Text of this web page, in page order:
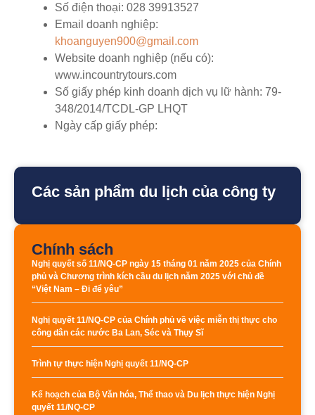
Số điện thoại: 028 39913527
Email doanh nghiệp:
khoanguyen900@gmail.com
Website doanh nghiệp (nếu có):
www.incountrytours.com
Số giấy phép kinh doanh dịch vụ lữ hành: 79-
348/2014/TCDL-GP LHQT
Ngày cấp giấy phép:
Các sản phẩm du lịch của công ty
Chính sách
Nghị quyết số 11/NQ-CP ngày 15 tháng 01 năm 2025 của Chính
phủ và Chương trình kích cầu du lịch năm 2025 với chủ đề
“Việt Nam – Đi để yêu”
Nghị quyết 11/NQ-CP của Chính phủ về việc miễn thị thực cho
công dân các nước Ba Lan, Séc và Thụy Sĩ
Trình tự thực hiện Nghị quyết 11/NQ-CP
Kế hoạch của Bộ Văn hóa, Thể thao và Du lịch thực hiện Nghị
quyết 11/NQ-CP